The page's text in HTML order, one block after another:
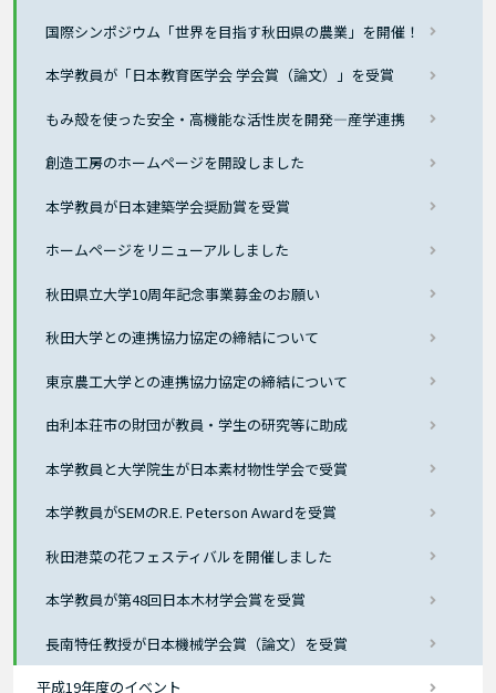
国際シンポジウム「世界を目指す秋田県の農業」を開催！
本学教員が「日本教育医学会 学会賞（論文）」を受賞
もみ殻を使った安全・高機能な活性炭を開発―産学連携
創造工房のホームページを開設しました
本学教員が日本建築学会奨励賞を受賞
ホームページをリニューアルしました
秋田県立大学10周年記念事業募金のお願い
秋田大学との連携協力協定の締結について
東京農工大学との連携協力協定の締結について
由利本荘市の財団が教員・学生の研究等に助成
本学教員と大学院生が日本素材物性学会で受賞
本学教員がSEMのR.E. Peterson Awardを受賞
秋田港菜の花フェスティバルを開催しました
本学教員が第48回日本木材学会賞を受賞
長南特任教授が日本機械学会賞（論文）を受賞
平成19年度のイベント